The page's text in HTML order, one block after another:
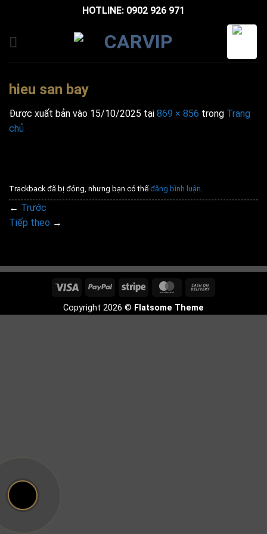
nội
HOTLINE: 0902 926 971
hieu san bay
Được xuất bản vào 15/10/2025 tại 869 × 856 trong Trang
chủ
Trackback đã bị đóng, nhưng bạn có thể đăng bình luận.
← Trước
Tiếp theo →
Visa PayPal Stripe MasterCard
Delivery
Copyright 2026 © Flatsome Theme